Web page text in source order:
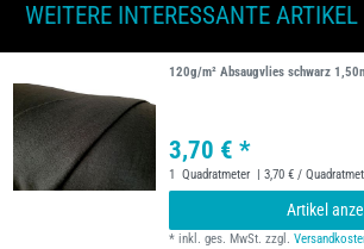
WEITERE INTERESSANTE ARTIKEL
120g/m² Absaugvlies schwarz
3,70 € *
1 Quadratmeter | 3,70 € /
Artikel
*inkl. ges. MwSt. zzgl.